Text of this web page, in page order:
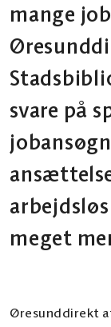
mange
svare på
meget
Øresunddirekt